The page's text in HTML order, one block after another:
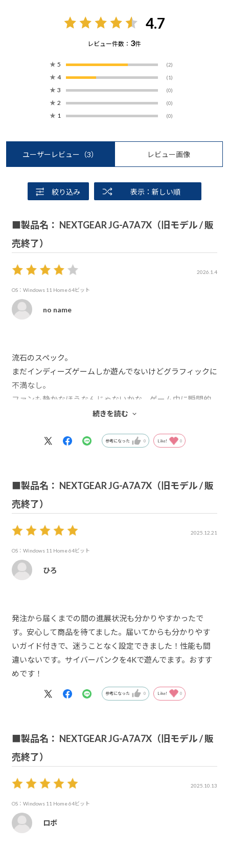
4.7
レビュー件数： 3件
★ 5 (2)
★ 4 (1)
★ 3 (0)
★ 2 (0)
★ 1 (0)
ユーザーレビュー （3） レビュー画像
絞り込み 表示：新しい順
■製品名： NEXTGEAR JG-A7A7X（旧モデル / 販
売終了）
2026.1.4
OS：Windows 11 Home 64ビット
no name
流石のスペック。
まだインディーズゲームしか遊んでないけどグラフィックに
不満なし。
ファンも静かなほうなんじゃないかな。ゲーム中に瞬間的
にファン音が大きくなるけど、すぐに落ち着くし。
続きを読む
参考になった 0 Like! 0
■製品名： NEXTGEAR JG-A7A7X（旧モデル / 販
売終了）
2025.12.21
OS：Windows 11 Home 64ビット
ひろ
発注から届くまでの間の進展状況も分かりやすかったで
す。安心して商品を待てました。届いてからも分かりやす
いガイド付きで、迷うことなく設定できました！性能も間
違いないです。サイバーパンクを4Kで遊んでます。おすす
めです！
参考になった 0 Like! 0
■製品名： NEXTGEAR JG-A7A7X（旧モデル / 販
売終了）
2025.10.13
OS：Windows 11 Home 64ビット
ロボ